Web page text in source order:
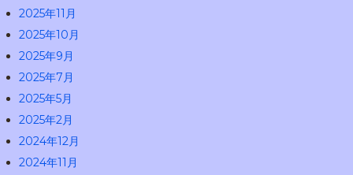
2025年11月
2025年10月
2025年9月
2025年7月
2025年5月
2025年2月
2024年12月
2024年11月